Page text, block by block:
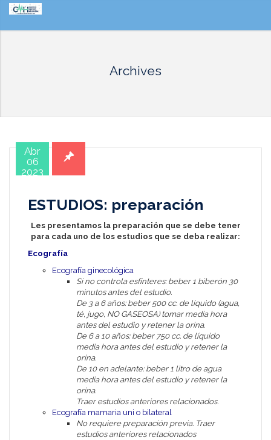
Archives
Abr
06
2023
ESTUDIOS: preparación
Les presentamos la preparación que se debe tener
para cada uno de los estudios que se deba realizar:
Ecografía
Ecografía ginecológica
Si no controla esfínteres: beber 1 biberón 30
minutos antes del estudio.
De 3 a 6 años: beber 500 cc. de líquido (agua,
té, jugo, NO GASEOSA) tomar media hora
antes del estudio y retener la orina.
De 6 a 10 años: beber 750 cc. de líquido
media hora antes del estudio y retener la
orina.
De 10 en adelante: beber 1 litro de agua
media hora antes del estudio y retener la
orina.
Traer estudios anteriores relacionados.
Ecografía mamaria uni o bilateral
No requiere preparación previa. Traer
estudios anteriores relacionados